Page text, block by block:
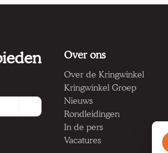
Over ons
Over de Kringwinkel
Kringwinkel Groep
Nieuws
Rondleidingen
In de pers
Vacatures